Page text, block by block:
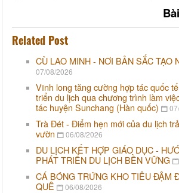
Related Post
CÙ LAO MINH - NƠI BẢN SẮC TẠO
07/08/2026
Vĩnh long tăng cường hợp tác quốc
triển du lịch qua chương trình làm
tác huyện Sunchang (Hàn quốc)
Trà Đét - Điểm hẹn mới của du lịch
vườn
06/08/2026
DU LỊCH KẾT HỢP GIÁO DỤC -
PHÁT TRIỂN DU LỊCH BỀN VỮNG
CÁ BÓNG TRỨNG KHO TIÊU ĐẬM
QUÊ
06/08/2026